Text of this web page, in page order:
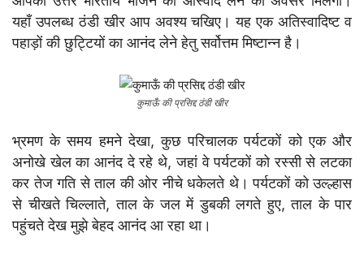
यहाँ उपलब्ध ठंडी खीर आप अवश्य चखिए। यह एक अतिस्वादिष्ट व
पहाड़ों की छुट्टियों का आनंद लेने हेतु सर्वोत्तम मिष्टान्न है।
कुमाऊँ की प्रसिद्द ठंडी खीर
भ्रमण के समय हमने देखा, कुछ परिचालक पर्यटकों को एक और
अनोखे खेल का आनंद दे रहे थे, जहां वे पर्यटकों को रस्सी से लटका
कर तेज गति से ताल की ओर नीचे धकेलते थे। पर्यटकों को उल्ल्हास
से चीखते चिल्लाते, ताल के जल में डुबकी लगते हुए, ताल के पार
पहुंचते देख मुझे बेहद आनंद आ रहा था।